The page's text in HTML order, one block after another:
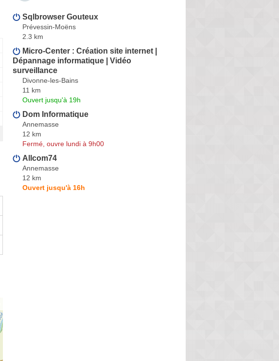
Sqlbrowser Gouteux
Prévessin-Moëns
2.3 km
Micro-Center : Création site internet |
Dépannage informatique | Vidéo
surveillance
Divonne-les-Bains
11 km
Ouvert jusqu'à 19h
Dom Informatique
Annemasse
12 km
Fermé, ouvre lundi à 9h00
Allcom74
Annemasse
12 km
Ouvert jusqu'à 16h